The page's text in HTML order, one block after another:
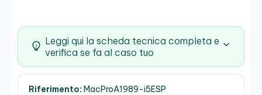
Peso:1.37 kg
Leggi qui la scheda tecnica completa e
verifica se fa al caso tuo
Riferimento: MacProA1989-i5ESP